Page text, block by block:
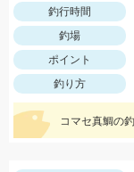
釣行時間
釣場
ポイント
釣り方